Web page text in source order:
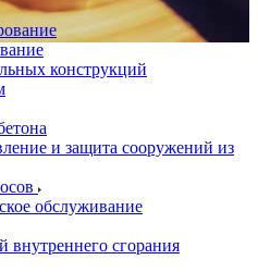
конструкций
и защита сооружений из
обслуживание
внутреннего сгорания